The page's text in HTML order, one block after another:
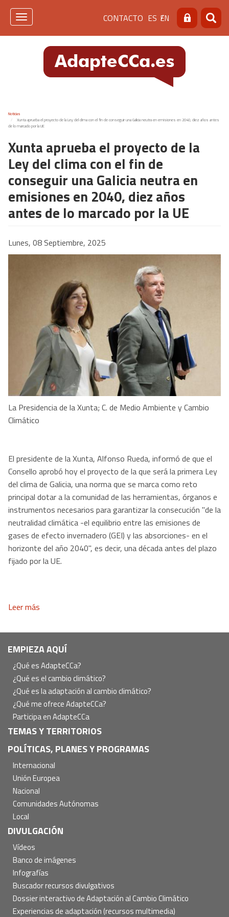
Pasar
Menú
de
cabecera
[contacto]
CONTACTO ES EN Buscar
Toggle
Noticias
Xunta aprueba el proyecto de la Ley del clima con el fin de conseguir una Galicia neutra en emisiones en 2040, diez años antes
de lo marcado por la UE
Xunta aprueba el proyecto de la
Ley del clima con el fin de
conseguir una Galicia neutra en
emisiones en 2040, diez años
antes de lo marcado por la UE
Lunes, 08 Septiembre, 2025
La Presidencia de la Xunta; C. de Medio Ambiente y Cambio
Climático
El presidente de la Xunta, Alfonso Rueda, informó de que el
Consello aprobó hoy el proyecto de la que será la primera Ley
del clima de Galicia, una norma que se marca como reto
principal dotar a la comunidad de las herramientas, órganos e
instrumentos necesarios para garantizar la consecución "de la
neutralidad climática -el equilibrio entre las emisiones de
gases de efecto invernadero (GEI) y las absorciones- en el
horizonte del año 2040", es decir, una década antes del plazo
fijado por la UE.
Leer más
Navegación
principal
EMPIEZA AQUÍ
¿Qué es AdapteCCa?
¿Qué es el cambio climático?
¿Qué es la adaptación al cambio climático?
¿Qué me ofrece AdapteCCa?
Participa en AdapteCCa
TEMAS Y TERRITORIOS
POLÍTICAS, PLANES Y PROGRAMAS
Internacional
Unión Europea
Nacional
Comunidades Autónomas
Local
DIVULGACIÓN
Vídeos
Banco de imágenes
Infografías
Buscador recursos divulgativos
Dossier interactivo de Adaptación al Cambio Climático
Experiencias de adaptación (recursos multimedia)